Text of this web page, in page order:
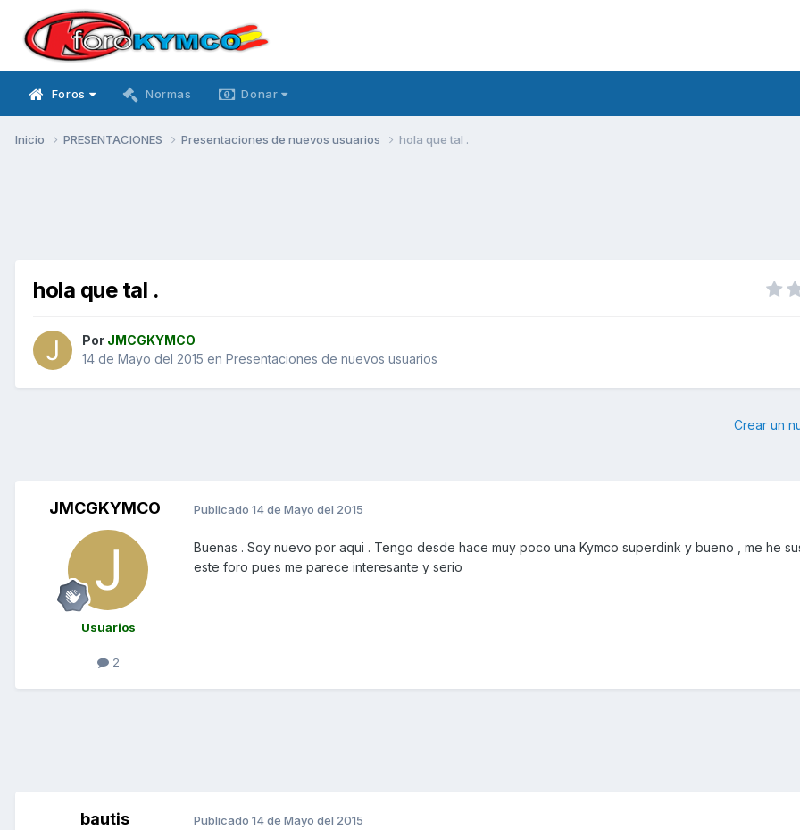
Foros Normas Donar
Inicio PRESENTACIONES Presentaciones de nuevos usuarios hola que tal .
hola que tal .
Por JMCGKYMCO
14 de Mayo del 2015 en Presentaciones de nuevos usuarios
Crear un
JMCGKYMCO
Usuarios
2
Publicado 14 de Mayo del 2015
Buenas . Soy nuevo por aqui . Tengo desde hace muy poco una Kymco superdink y bueno , me he
este foro pues me parece interesante y serio
bautis Publicado 14 de Mayo del 2015